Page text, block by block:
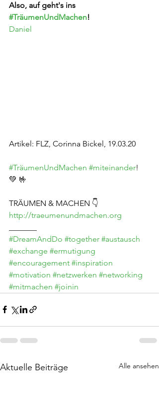
Also, auf geht's ins
#TräumenUndMachen!
Daniel
Artikel: FLZ, Corinna Bickel, 19.03.20
#TräumenUndMachen #miteinander!
💚 🤟
TRÄUMEN & MACHEN 👇
http://traeumenundmachen.org
#DreamAndDo #together #austausch
#exchange #ermutigung
#encouragement #inspiration
#motivation #netzwerken #networking
#mitmachen #joinin
Aktuelle Beiträge Alle ansehen